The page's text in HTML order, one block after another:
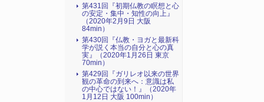
第431回『初期仏教の瞑想と心
の安定・集中・知性の向上』
（2020年2月9日 大阪
84min）
第430回『仏教・ヨガと最新科
学が説く本当の自分と心の真
実』（2020年1月26日 東京
70min）
第429回『ガリレオ以来の世界
観の革命の到来へ：意識は私
の中心ではない！』（2020年
1月12日 大阪 100min）